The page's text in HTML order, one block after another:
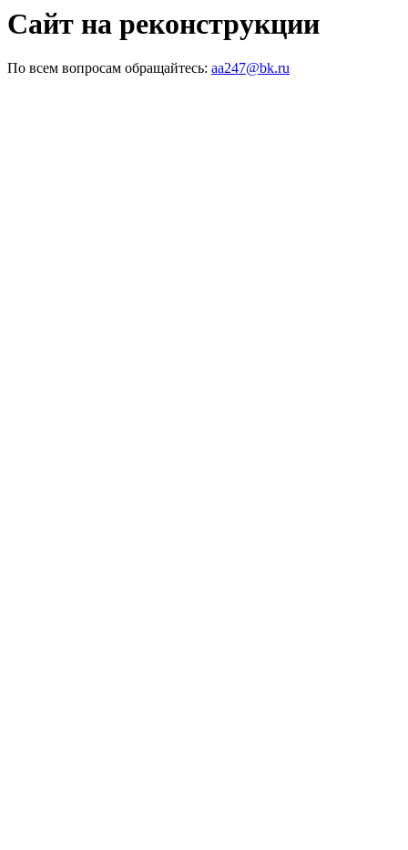
Сайт на реконструкции
По всем вопросам обращайтесь: aa247@bk.ru